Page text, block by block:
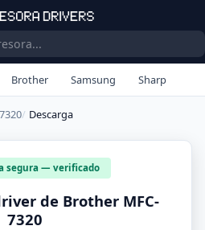
Brother Samsung Sharp
Descarga
segura — verificado
de Brother MFC-
7320